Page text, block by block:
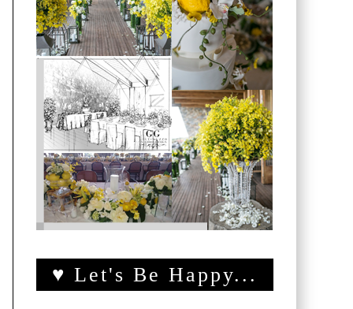
♥ Let's Be Happy...